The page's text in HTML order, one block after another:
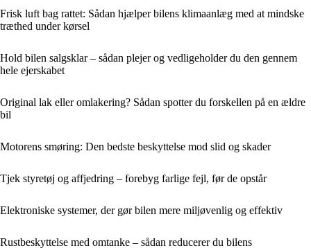
Frisk luft bag rattet: Sådan hjælper bilens klimaanlæg med at mindske
træthed under kørsel
Hold bilen salgsklar – sådan plejer og vedligeholder du den gennem
hele ejerskabet
Original lak eller omlakering? Sådan spotter du forskellen på en ældre
bil
Motorens smøring: Den bedste beskyttelse mod slid og skader
Tjek styretøj og affjedring – forebyg farlige fejl, før de opstår
Elektroniske systemer, der gør bilen mere miljøvenlig og effektiv
Rustbeskyttelse med omtanke – sådan reducerer du bilens